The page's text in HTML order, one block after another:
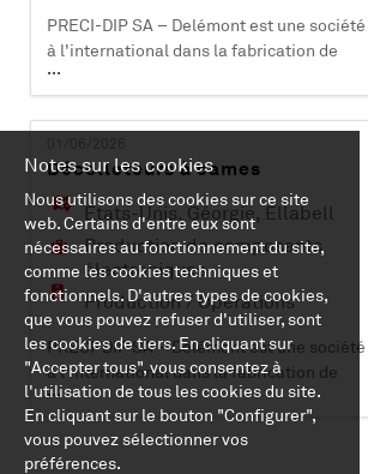
PRECI-DIP SA – Delémont est une
à l'international dans la fabrication de
composants électroniques (contacts et
connecteurs). Certifiée ISO 9001, ISO
9100 et IATF 16949, elle compte plus de
industriels, aéronautiques, automobiles,
médicaux et informatiques. PRECI-DIP SA
...
Décolleteurs à cames
Etats-Unis, Géorgie,Ellabell
Production de composants
électroniques
Production / Opérations
PRECI-DIP SA – Delémont est une
à l'international dans la fabrication de
composants électroniques (contacts et
connecteurs). Certifiée ISO 9001, ISO
9100 et IATF 16949, elle compte plus de
...
Notes sur les cookies
Nous utilisons des cookies sur ce site
web. Certains d'entre eux sont
nécessaires au fonctionnement du site,
comme les cookies techniques et
fonctionnels. D'autres types de cookies,
que vous pouvez refuser d'utiliser, sont
les cookies de tiers. En cliquant sur
"Accepter tous", vous consentez à
l'utilisation de tous les cookies du site.
En cliquant sur le bouton "Configurer",
vous pouvez sélectionner vos
préférences.